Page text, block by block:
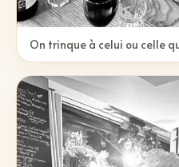
On trinque à celui ou celle